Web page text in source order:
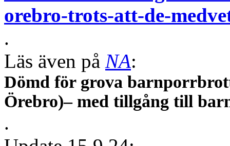
orebro-trots-att-de-
.
Läs även på NA:
Dömd för grova
Örebro)– med tillgång till
.